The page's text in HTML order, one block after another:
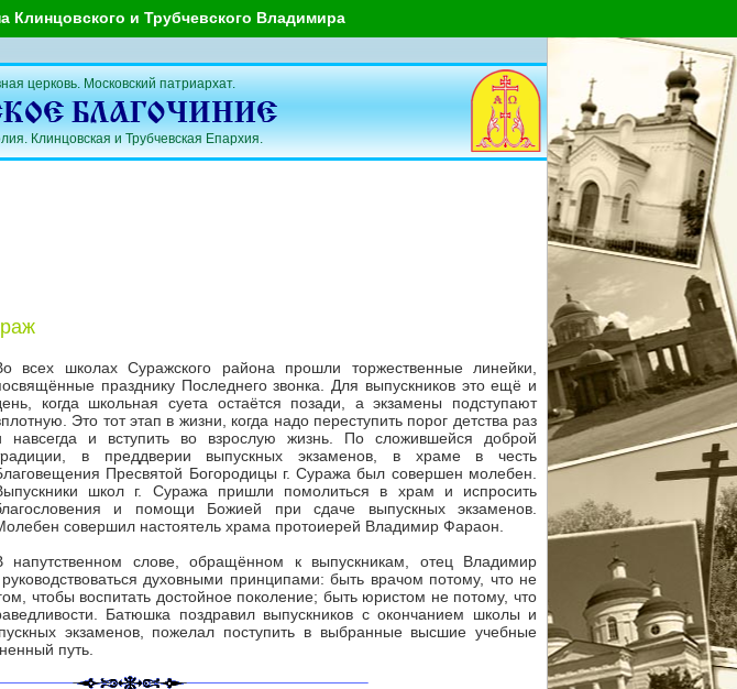
Клинцовского и Трубчевского Владимира
церковь. Московский патриархат.
Клинцовская и Трубчевская Епархия.
всех школах Суражского района прошли торжественные линейки,
празднику Последнего звонка. Для выпускников это ещё и
когда школьная суета остаётся позади, а экзамены подступают
Это тот этап в жизни, когда надо переступить порог детства раз
навсегда и вступить во взрослую жизнь. По сложившейся доброй
в преддверии выпускных экзаменов, в храме в честь
Пресвятой Богородицы г. Суража был совершен молебен.
школ г. Суража пришли помолиться в храм и испросить
и помощи Божией при сдаче выпускных экзаменов.
совершил настоятель храма протоиерей Владимир Фараон.
напутственном слове, обращённом к выпускникам, отец Владимир
духовными принципами: быть врачом потому, что не
чтобы воспитать достойное поколение; быть юристом не потому, что
Батюшка поздравил выпускников с окончанием школы и
экзаменов, пожелал поступить в выбранные высшие учебные
путь.